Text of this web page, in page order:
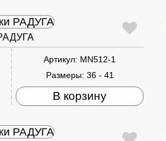
Артикул: MN512-1
Размеры: 36 - 41
В корзину